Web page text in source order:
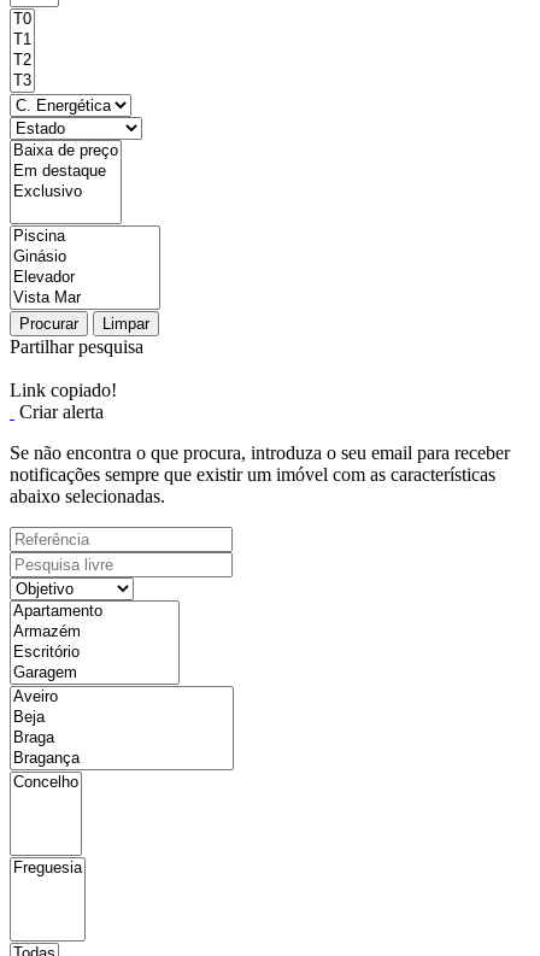
Procurar Limpar
Partilhar pesquisa
Link copiado!
Criar alerta
Se não encontra o que procura, introduza o seu email para receber
notificações sempre que existir um imóvel com as características
abaixo selecionadas.